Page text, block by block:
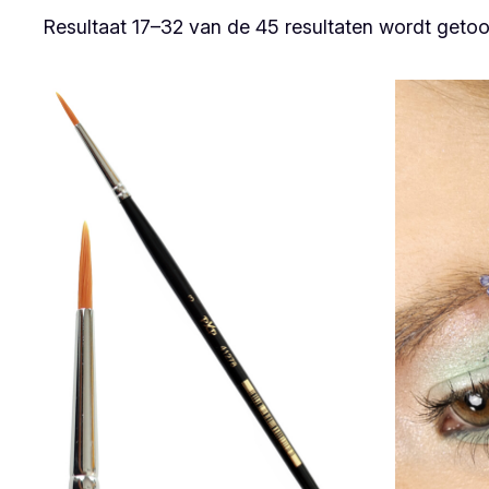
Resultaat 17–32 van de 45 resultaten wordt